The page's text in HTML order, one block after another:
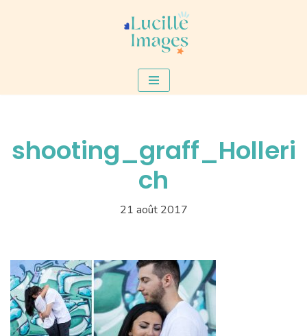
shooting_graff_Holleri
ch
21 août 2017